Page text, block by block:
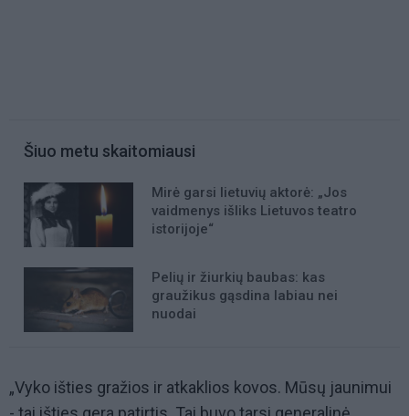
Šiuo metu skaitomiausi
Mirė garsi lietuvių aktorė: „Jos
vaidmenys išliks Lietuvos teatro
istorijoje“
Pelių ir žiurkių baubas: kas
graužikus gąsdina labiau nei
nuodai
„Vyko išties gražios ir atkaklios kovos. Mūsų jaunimui